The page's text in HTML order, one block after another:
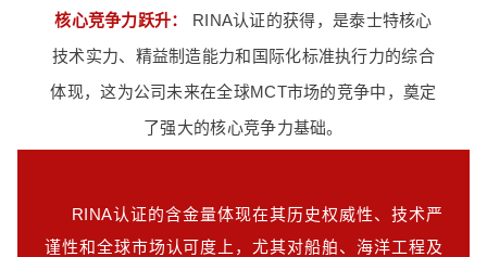
核心竞争力跃升：
RINA认证的获得，是泰士特核心
技术实力、精益制造能力和国际化标准执行力的综合
体现，这为公司未来在全球MCT市场的竞争中，奠定
了强大的核心竞争力基础。
RINA认证的含金量体现在其历史权威性、技术严
谨性和全球市场认可度上，尤其对船舶、海洋工程及